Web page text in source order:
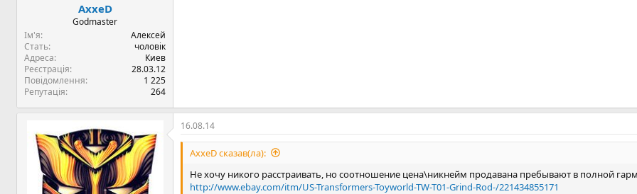
AxxeD
Godmaster
Ім'я
Алексей
Стать
чоловік
Адреса
Киев
Реєстрація
28.03.12
Повідомлення
1 225
Репутація
264
16.08.14
AxxeD сказав(ла):
Не хочу никого расстраивать, но соотношение цена\никнейм продавана пребывают в полной
http://www.ebay.com/itm/US-Transformers-Toyworld-TW-T01-Grind-Rod-/221434855171